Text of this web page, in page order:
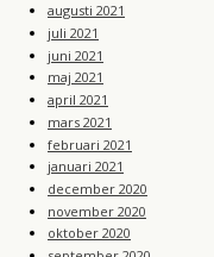
augusti 2021
juli 2021
juni 2021
maj 2021
april 2021
mars 2021
februari 2021
januari 2021
december 2020
november 2020
oktober 2020